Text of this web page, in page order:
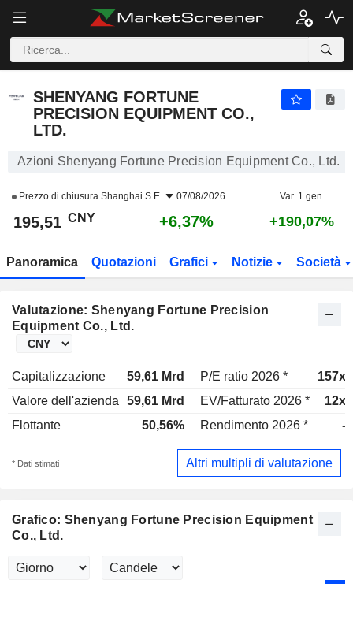
SHENYANG FORTUNE
PRECISION EQUIPMENT CO.,
LTD.
Azioni Shenyang Fortune Precision Equipment Co., Ltd.
Prezzo di chiusura Shanghai S.E. 07/08/2026 Var. 1 gen.
195,51 CNY +6,37% +190,07%
Panoramica Quotazioni Grafici Notizie Società
Valutazione: Shenyang Fortune Precision
Equipment Co., Ltd.
Capitalizzazione 59,61 Mrd P/E ratio 2026 *
157x
Valore dell'azienda
59,61 Mrd EV/Fatturato 2026 *
12x
Flottante
50,56% Rendimento 2026 * -
* Dati stimati Altri multipli di valutazione
Grafico: Shenyang Fortune Precision Equipment
Co., Ltd.